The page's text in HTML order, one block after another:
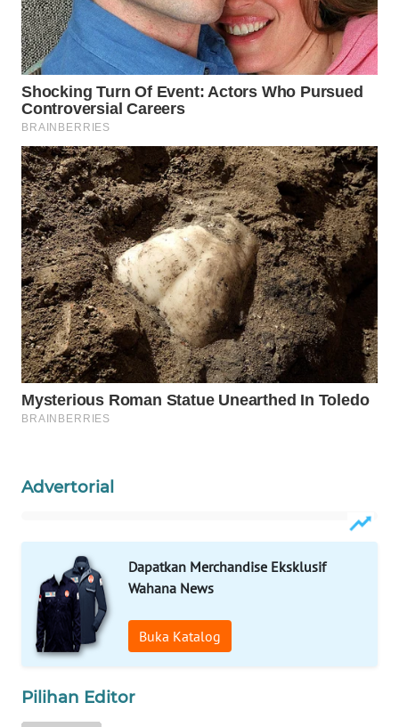
Advertorial
Dapatkan Merchandise Eksklusif
Wahana News
Buka Katalog
Pilihan Editor
TANI
WAHANA
ADVOKAT
WAHANA
INFRASTRUKTUR
WAHANA
KONSUMEN
WAHANA
LISTRIK
WAHANA
TRAVEL
WAHANA
TV
CO ID
WAHANANEWS
NET
WAHANA
SPORT